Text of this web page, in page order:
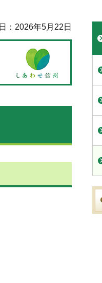
：2026年5月22日